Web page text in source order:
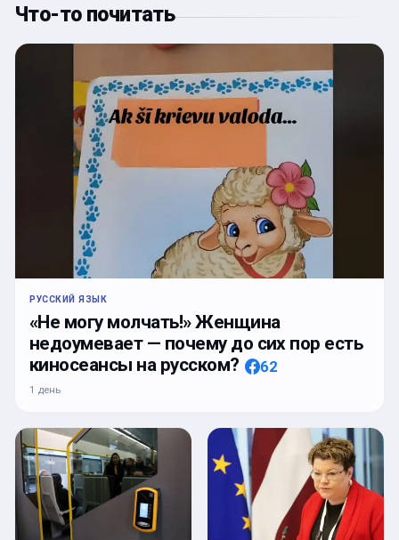
Что-то почитать
РУССКИЙ ЯЗЫК
«Не могу молчать!» Женщина
недоумевает — почему до сих пор есть
киносеансы на русском?
62
1 день